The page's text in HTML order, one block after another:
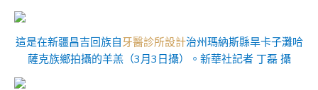
這是在新疆昌吉回族自牙醫診所設計治州瑪納斯縣旱卡子灘哈
薩克族鄉拍攝的羊羔（3月3日攝）。新華社記者 丁磊 攝